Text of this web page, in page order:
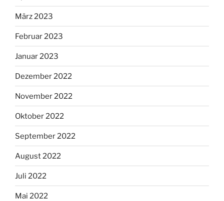
März 2023
Februar 2023
Januar 2023
Dezember 2022
November 2022
Oktober 2022
September 2022
August 2022
Juli 2022
Mai 2022